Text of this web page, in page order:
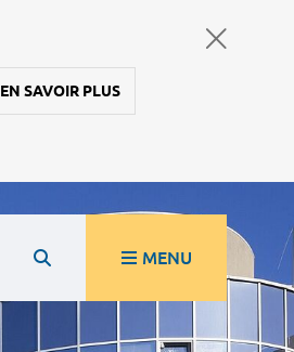
EN SAVOIR PLUS
MENU